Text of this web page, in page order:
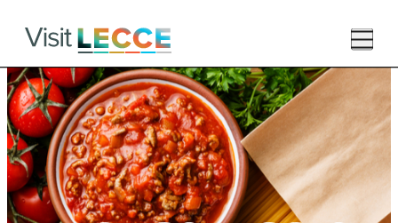
Effettua L'accesso
Registrati